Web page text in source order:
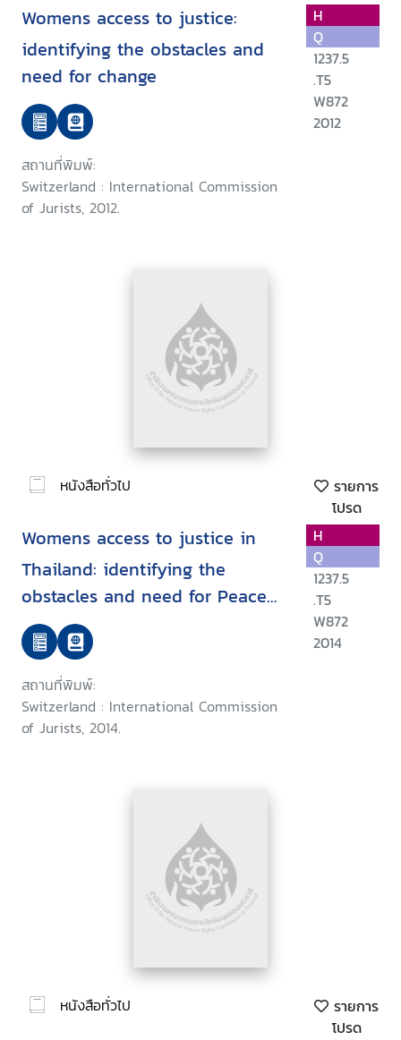
Womens access to justice:
identifying the obstacles and
need for change
สถานที่พิมพ์:
Switzerland : International Commission
of Jurists, 2012.
H
Q
1237.5
.T5
W872
2012
หนังสือทั่วไป
รายการ
โปรด
Womens access to justice in
Thailand: identifying the
obstacles and need for Peace
Foundation
สถานที่พิมพ์:
Switzerland : International Commission
of Jurists, 2014.
H
Q
1237.5
.T5
W872
2014
หนังสือทั่วไป
รายการ
โปรด